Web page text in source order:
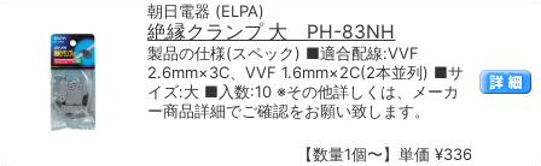
朝日電器 (ELPA)
絶縁クランプ 大 PH-83NH
製品の仕様(スペック) ■適合配線:VVF
2.6mm×3C、VVF 1.6mm×2C(2本並列) ■サ
イズ:大 ■入数:10 ※その他詳しくは、メーカ
ー商品詳細でご確認をお願い致します。
【数量1個〜】単価 ¥336